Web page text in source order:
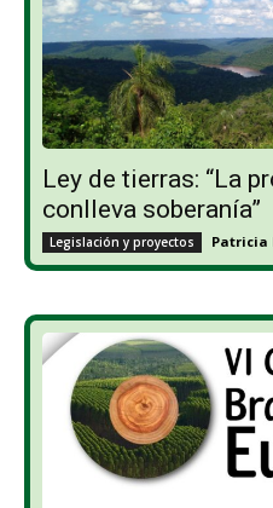
Ley de tierras: “La
conlleva soberanía”
Legislación y proyectos Patricia